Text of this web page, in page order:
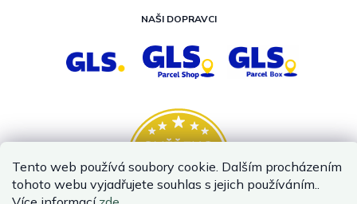
Tento web používá soubory cookie. Dalším procházením
tohoto webu vyjadřujete souhlas s jejich používáním..
NAŠI DOPRAVCI